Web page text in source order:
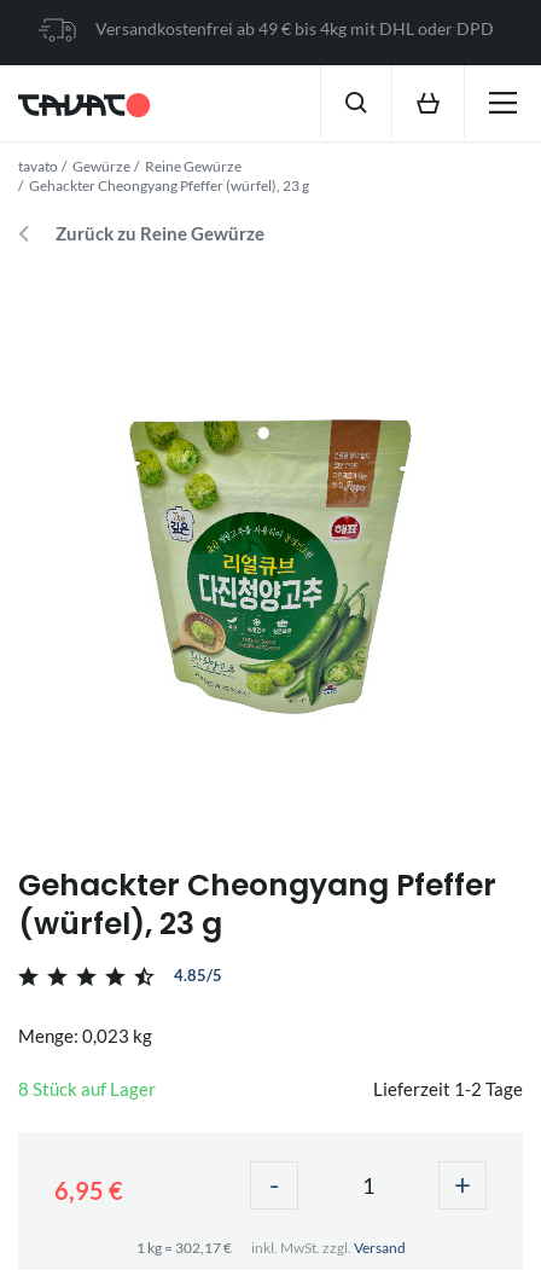
Versandkostenfrei ab 49 € bis 4kg mit DHL oder DPD
tavato Gewürze
Reine Gewürze
Gehackter Cheongyang Pfeffer (würfel), 23 g
Zurück zu Reine Gewürze
Gehackter Cheongyang Pfeffer
(würfel), 23 g
4.85/5
Menge: 0,023 kg
8 Stück auf Lager Lieferzeit 1-2 Tage
6,95 € - +
1 kg = 302,17 € inkl. MwSt. zzgl. Versand